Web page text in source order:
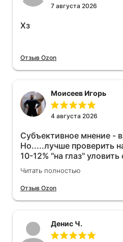
7 августа 2026
Хз
Отзыв Ozon
Моисеев Игорь
4 августа 2026
Субъективное мнение -
Но.....лучше проверить
10-12% "на глаз"
Покатаюсь, потом
будет 😁.
Читать полностью
Отзыв Ozon
Денис Ч.